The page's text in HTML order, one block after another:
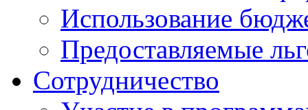
Использование
Предоставляемые
Сотрудничество